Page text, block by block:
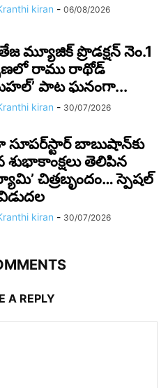
kiran - 06/08/2026
మ్యూజిక్ ప్రొడక్షన్ నెం.1
రాము రాథోడ్
పాట ఘనంగా...
kiran - 30/07/2026
బాబుషాన్‌కు
శుభాకాంక్షలు తెలిపిన
చిత్రబృందం… స్పెషల్
kiran - 30/07/2026
A REPLY